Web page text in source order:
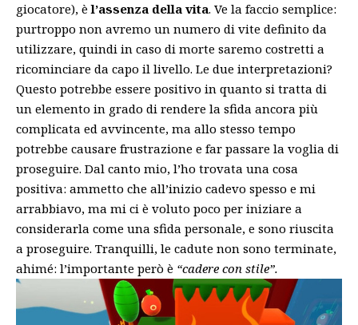
giocatore), èl’assenza della vita. Ve la faccio semplice:
purtroppo non avremo un numero di vite definito da
utilizzare, quindi in caso di morte saremo costretti a
ricominciare da capo il livello. Le due interpretazioni?
Questo potrebbe essere positivo in quanto si tratta di
un elemento in grado di rendere la sfida ancora più
complicata ed avvincente, ma allo stesso tempo
potrebbe causare frustrazione e far passare la voglia di
proseguire. Dal canto mio, l’ho trovata una cosa
positiva: ammetto che all’inizio cadevo spesso e mi
arrabbiavo, ma mi ci è voluto poco per iniziare a
considerarla come una sfida personale, e sono riuscita
a proseguire. Tranquilli, le cadute non sono terminate,
ahimé: l’importante però è “cadere con stile”.